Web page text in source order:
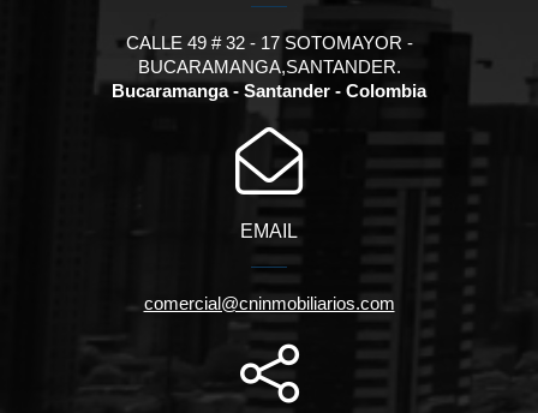
CALLE 49 # 32 - 17 SOTOMAYOR -
BUCARAMANGA,SANTANDER.
Bucaramanga - Santander - Colombia
EMAIL
comercial@cninmobiliarios.com